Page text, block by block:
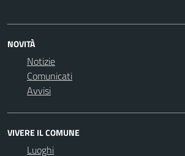
NOVITÀ
Notizie
Comunicati
Avvisi
VIVERE IL COMUNE
Luoghi